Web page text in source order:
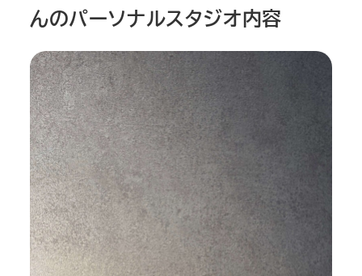
んのパーソナルスタジオ内容